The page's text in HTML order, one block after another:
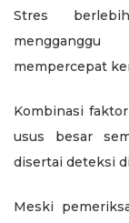
Stres
mengganggu
mempercepat
Kombinasi
usus besar
disertai deteksi
Meski